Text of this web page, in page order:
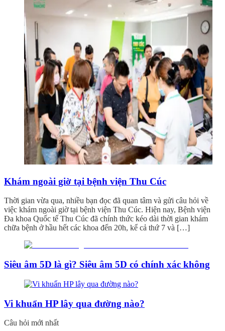
Khám ngoài giờ tại bệnh viện Thu Cúc
Thời gian vừa qua, nhiều bạn đọc đã quan tâm và gửi câu hỏi về
việc khám ngoài giờ tại bệnh viện Thu Cúc. Hiện nay, Bệnh viện
Đa khoa Quốc tế Thu Cúc đã chính thức kéo dài thời gian khám
chữa bệnh ở hầu hết các khoa đến 20h, kể cả thứ 7 và […]
Siêu âm 5D là gì? Siêu âm 5D có chính xác không
Vi khuẩn HP lây qua đường nào?
Câu hỏi mới nhất